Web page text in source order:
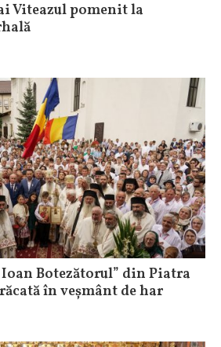
Viteazul pomenit la
Botezătorul” din Piatra
în veșmânt de har